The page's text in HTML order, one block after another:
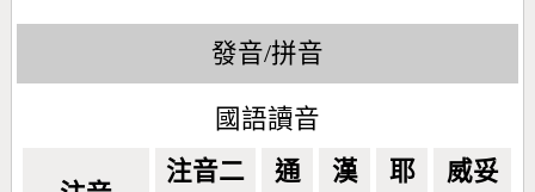
發音/拼音
國語讀音
注音二 通 漢 耶 威妥